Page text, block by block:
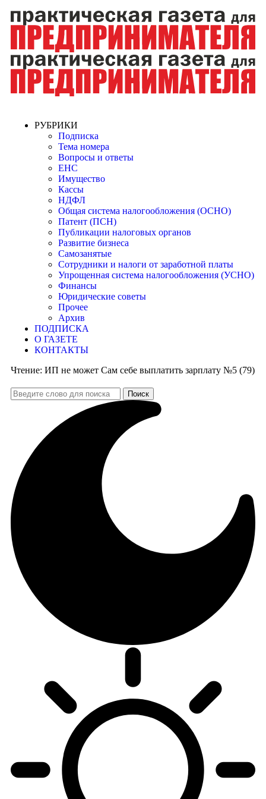
РУБРИКИ
Подписка
Тема номера
Вопросы и ответы
ЕНС
Имущество
Кассы
НДФЛ
Общая система налогообложения (ОСНО)
Патент (ПСН)
Публикации налоговых органов
Развитие бизнеса
Самозанятые
Сотрудники и налоги от заработной платы
Упрощенная система налогообложения (УСНО)
Финансы
Юридические советы
Прочее
Архив
ПОДПИСКА
О ГАЗЕТЕ
КОНТАКТЫ
Чтение: ИП не может Сам себе выплатить зарплату №5 (79)